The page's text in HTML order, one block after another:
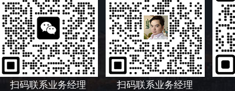
扫码联系业务经理
扫码联系业务经理